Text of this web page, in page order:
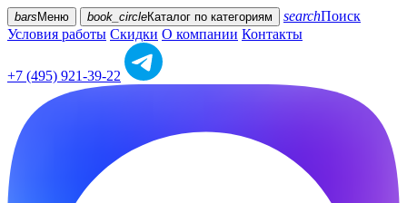
bars Меню book_circleКаталог по категориям searchПоиск
Условия работы Скидки О компании Контакты
+7 (495) 921-39-22